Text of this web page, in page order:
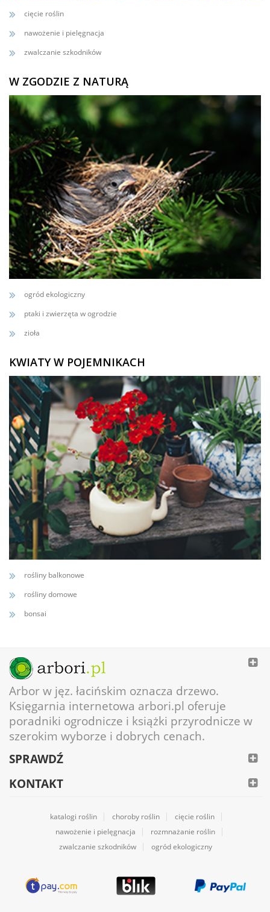
cięcie roślin
nawożenie i pielęgnacja
zwalczanie szkodników
W ZGODZIE Z NATURĄ
ogród ekologiczny
ptaki i zwierzęta w ogrodzie
zioła
KWIATY W POJEMNIKACH
rośliny balkonowe
rośliny domowe
bonsai
Arbor w jęz. łacińskim oznacza drzewo.
Księgarnia internetowa arbori.pl oferuje
poradniki ogrodnicze i książki przyrodnicze w
szerokim wyborze i dobrych cenach.
SPRAWDŹ
KONTAKT
katalogi roślin choroby roślin
cięcie roślin
nawożenie i pielęgnacja
rozmnażanie roślin
zwalczanie szkodników
ogród ekologiczny